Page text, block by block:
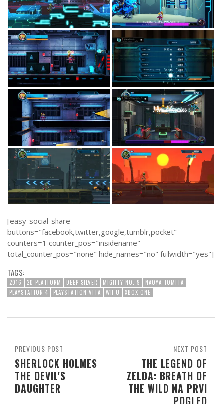
[easy-social-share
buttons="facebook,twitter,google,tumblr,pocket"
counters=1 counter_pos="insidename"
total_counter_pos="none" hide_names="no" fullwidth="yes"]
TAGS:
2016 2D PLATFORM DEEP SILVER MIGHTY NO. 9
NAOYA TOMITA
PLAYSTATION 4
PLAYSTATION VITA WII U XBOX ONE
NEXT POST
THE LEGEND OF
ZELDA: BREATH OF
THE WILD NA PRVI
POGLED
PREVIOUS POST
SHERLOCK HOLMES
THE DEVIL'S
DAUGHTER